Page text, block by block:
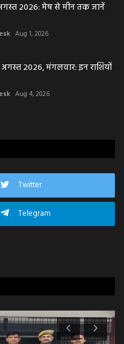
2026: मेष से मीन तक जानें
Aug 1, 2026
2026, मंगलवार: इन राशियों
Aug 4, 2026
Twitter
Telegram
जौधपुर